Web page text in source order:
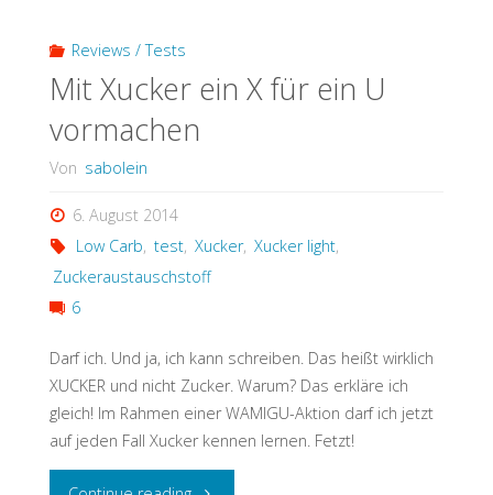
Reviews / Tests
Mit Xucker ein X für ein U
vormachen
Von sabolein
6. August 2014
Low Carb, test, Xucker, Xucker light,
Zuckeraustauschstoff
6
Darf ich. Und ja, ich kann schreiben. Das heißt wirklich
XUCKER und nicht Zucker. Warum? Das erkläre ich
gleich! Im Rahmen einer WAMIGU-Aktion darf ich jetzt
auf jeden Fall Xucker kennen lernen. Fetzt!